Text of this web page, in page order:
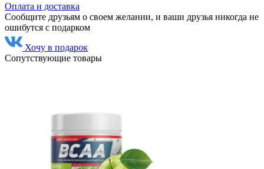
Оплата и доставка
Сообщите друзьям о своем желании, и ваши друзья никогда не
ошибутся с подарком
Хочу в подарок
Сопутствующие товары